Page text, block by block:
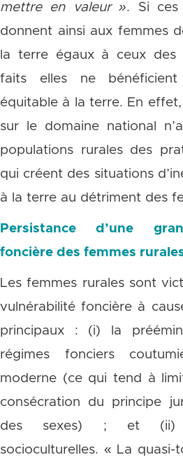
mettre en valeur ». Si ces
donnent ainsi aux femmes
la terre égaux à ceux des
faits elles ne
équitable à la terre. En
sur le domaine national
populations rurales des
qui créent des situations
à la terre au détriment des
Persistance d’une
foncière des femmes
Les femmes rurales sont
vulnérabilité foncière à
principaux : (i) la
régimes fonciers
moderne (ce qui tend à
consécration du principe
des sexes) ; et (ii)
socioculturelles. « La quasi-